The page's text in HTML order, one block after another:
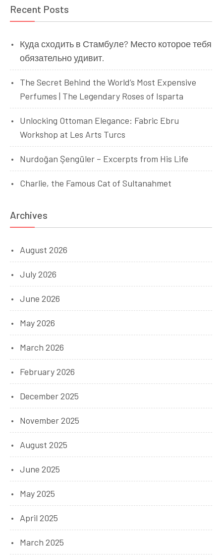
Recent Posts
Куда сходить в Стамбуле? Место которое тебя
обязательно удивит.
The Secret Behind the World’s Most Expensive
Perfumes | The Legendary Roses of Isparta
Unlocking Ottoman Elegance: Fabric Ebru
Workshop at Les Arts Turcs
Nurdoğan Şengüler – Excerpts from His Life
Charlie, the Famous Cat of Sultanahmet
Archives
August 2026
July 2026
June 2026
May 2026
March 2026
February 2026
December 2025
November 2025
August 2025
June 2025
May 2025
April 2025
March 2025